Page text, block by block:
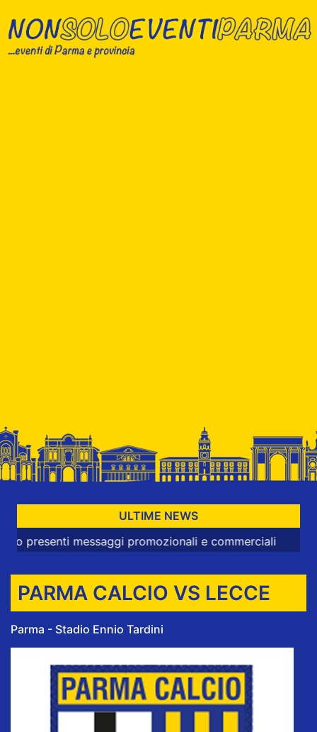
ULTIME NEWS
messaggi promozionali e commerciali
PARMA CALCIO VS LECCE
Parma - Stadio Ennio Tardini